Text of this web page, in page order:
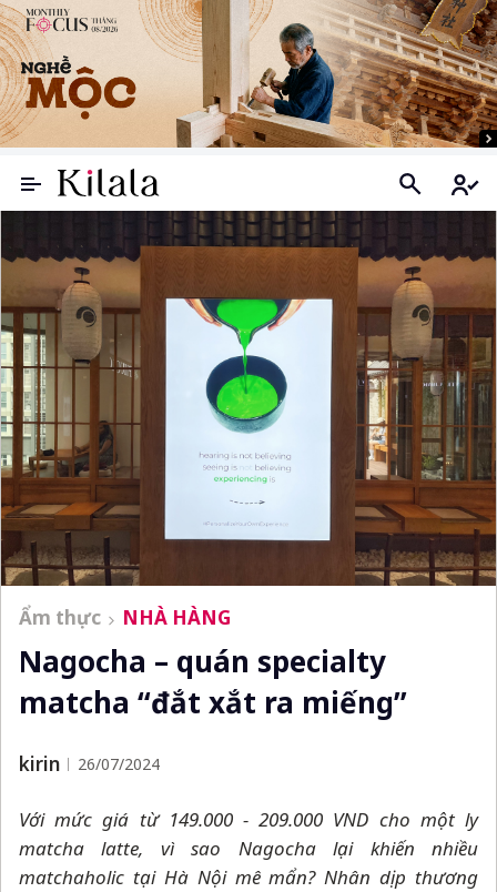
Ẩm thực NHÀ HÀNG
Nagocha – quán specialty
matcha “đắt xắt ra miếng”
kirin 26/07/2024
Với mức giá từ 149.000 - 209.000 VND cho một ly
matcha latte, vì sao Nagocha lại khiến nhiều
matchaholic tại Hà Nội mê mẩn? Nhân dịp thương